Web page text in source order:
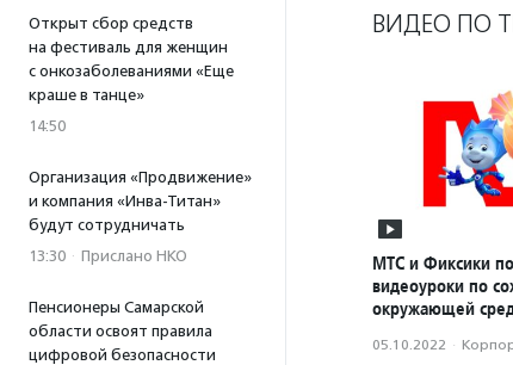
Открыт сбор средств
на фестиваль для женщин
с онкозаболеваниями «Еще
краше в танце»
14:50
Организация «Продвижение»
и компания «Инва-Титан»
будут сотрудничать
13:30 · Прислано НКО
Пенсионеры Самарской
области освоят правила
цифровой безопасности
ВИДЕО ПО
МТС и Фиксики
видеоуроки по
окружающей
05.10.2022 ·